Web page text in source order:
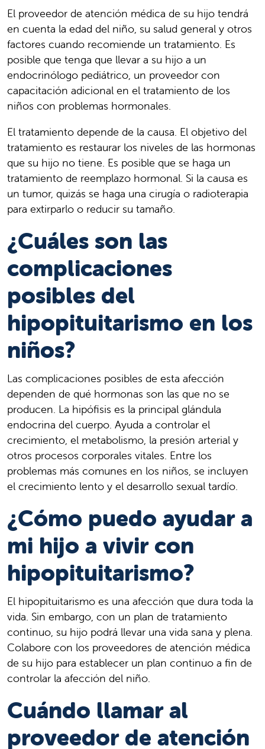
El proveedor de atención médica de su hijo tendrá
en cuenta la edad del niño, su salud general y otros
factores cuando recomiende un tratamiento. Es
posible que tenga que llevar a su hijo a un
endocrinólogo pediátrico, un proveedor con
capacitación adicional en el tratamiento de los
niños con problemas hormonales.
El tratamiento depende de la causa. El objetivo del
tratamiento es restaurar los niveles de las hormonas
que su hijo no tiene. Es posible que se haga un
tratamiento de reemplazo hormonal. Si la causa es
un tumor, quizás se haga una cirugía o radioterapia
para extirparlo o reducir su tamaño.
¿Cuáles son las
complicaciones
posibles del
hipopituitarismo en los
niños?
Las complicaciones posibles de esta afección
dependen de qué hormonas son las que no se
producen. La hipófisis es la principal glándula
endocrina del cuerpo. Ayuda a controlar el
crecimiento, el metabolismo, la presión arterial y
otros procesos corporales vitales. Entre los
problemas más comunes en los niños, se incluyen
el crecimiento lento y el desarrollo sexual tardío.
¿Cómo puedo ayudar a
mi hijo a vivir con
hipopituitarismo?
El hipopituitarismo es una afección que dura toda la
vida. Sin embargo, con un plan de tratamiento
continuo, su hijo podrá llevar una vida sana y plena.
Colabore con los proveedores de atención médica
de su hijo para establecer un plan continuo a fin de
controlar la afección del niño.
Cuándo llamar al
proveedor de atención